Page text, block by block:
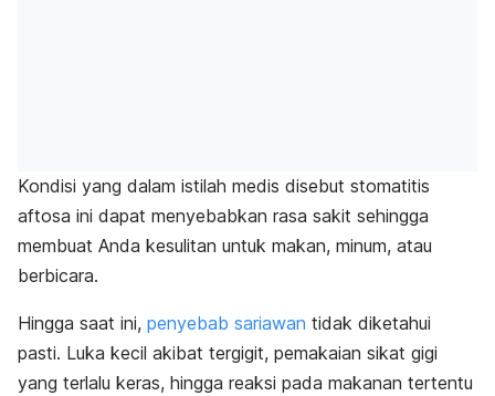
Kondisi yang dalam istilah medis disebut stomatitis
aftosa ini dapat menyebabkan rasa sakit sehingga
membuat Anda kesulitan untuk makan, minum, atau
berbicara.
Hingga saat ini, penyebab sariawan tidak diketahui
pasti. Luka kecil akibat tergigit, pemakaian sikat gigi
yang terlalu keras, hingga reaksi pada makanan tertentu